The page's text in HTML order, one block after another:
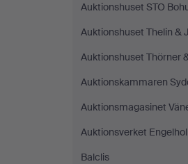
Auktionshuset STO
Auktionshuset Thelin &
Auktionshuset Thörner
Auktionskammaren
Auktionsmagasinet
Auktionsverket
Balclis